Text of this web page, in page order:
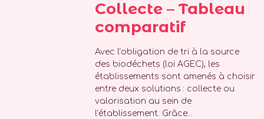
Collecte – Tableau
comparatif
Avec l’obligation de tri à la source
des biodéchets (loi AGEC), les
établissements sont amenés à choisir
entre deux solutions : collecte ou
valorisation au sein de
l’établissement. Grâce...